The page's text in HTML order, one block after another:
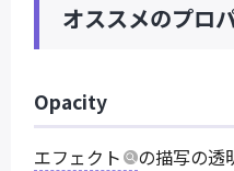
オススメのプロ
Opacity
エフェクト の描写の透